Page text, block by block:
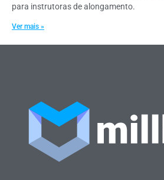
para instrutoras de alongamento.
Ver mais »